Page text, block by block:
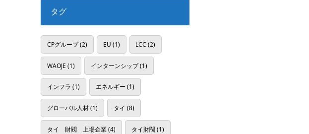
タグ
CPグループ(2) EU (1) LCC (2)
WAOJE (1) インターンシップ(1)
インフラ (1) エネルギー (1)
グローバル人材(1) タイ (8)
タイ 財閥 上場企業(4) タイ財閥(1)